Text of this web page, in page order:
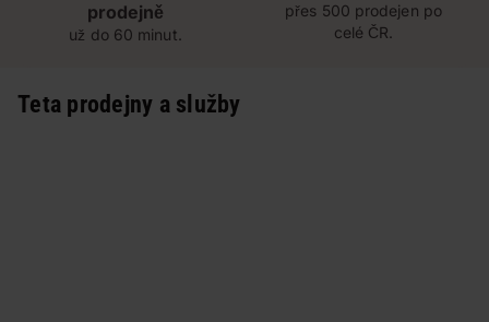
prodejně
už do 60 minut.
přes 500 prodejen po
celé ČR.
Teta prodejny a služby